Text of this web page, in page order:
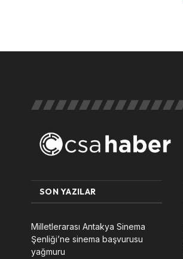
SON YAZILAR
Milletlerarası Antakya Sinema
Şenliği’ne sinema başvurusu
yağmuru